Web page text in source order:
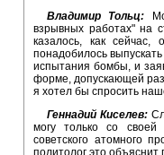
Владимир Тольц:
взрывных работах" на
казалось, как сейчас,
понадобилось
испытания бомбы, и
форме, допускающей
я хотел бы спросить
Геннадий Киселев:
могу только со своей
советского атомного
политолог это